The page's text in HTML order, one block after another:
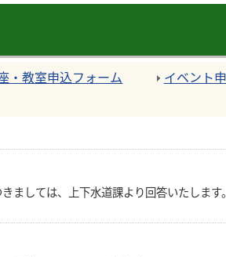
・教室申込フォーム
イベント
ましては、上下水道課より回答いたしま